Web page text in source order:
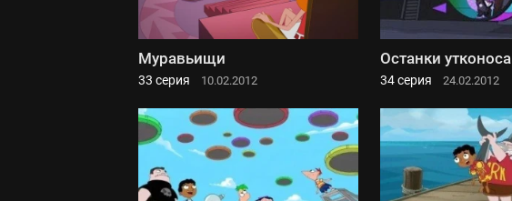
Муравьищи
33 серия 10.02.2012
Останки утконоса
34 серия 24.02.2012